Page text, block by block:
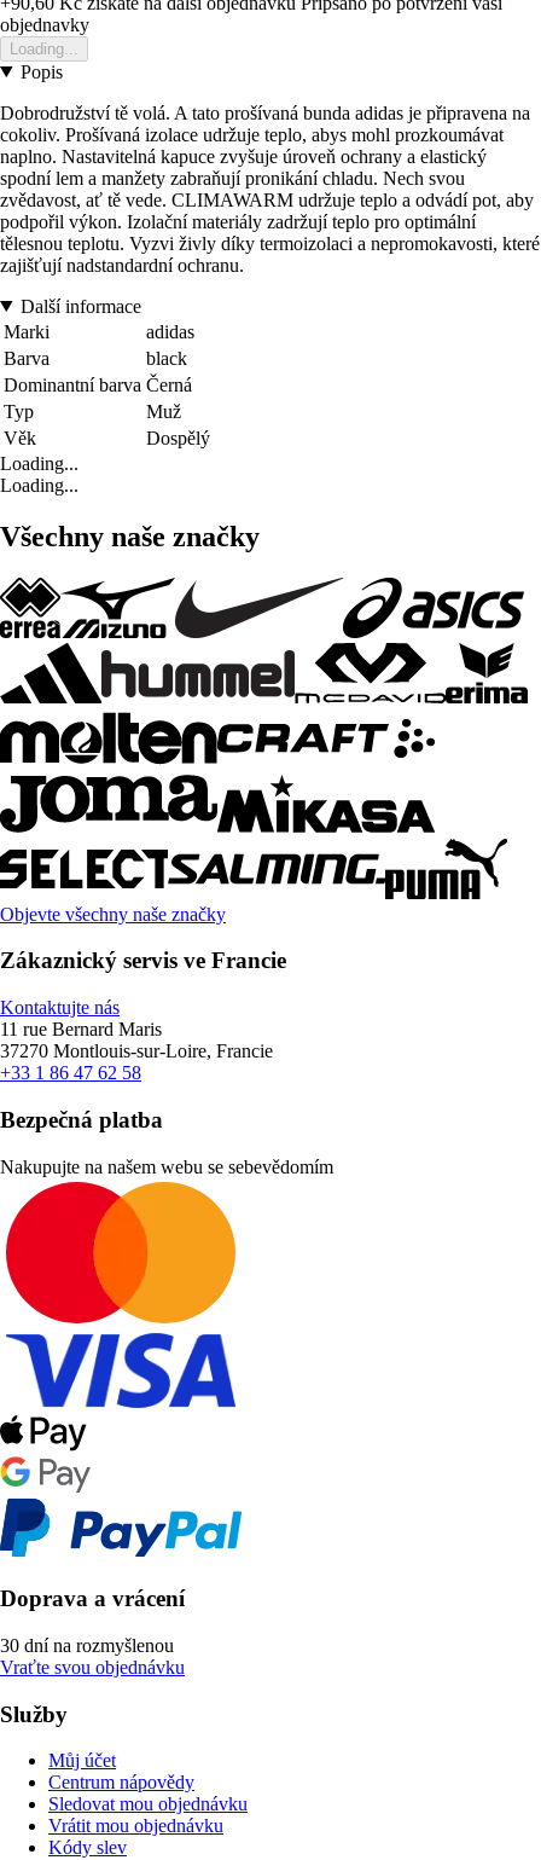
objednavky
Loading...
Popis
Dobrodružství tě volá. A tato prošívaná bunda adidas je připravena na
cokoliv. Prošívaná izolace udržuje teplo, abys mohl prozkoumávat
naplno. Nastavitelná kapuce zvyšuje úroveň ochrany a elastický
spodní lem a manžety zabraňují pronikání chladu. Nech svou
zvědavost, ať tě vede. CLIMAWARM udržuje teplo a odvádí pot, aby
podpořil výkon. Izolační materiály zadržují teplo pro optimální
tělesnou teplotu. Vyzvi živly díky termoizolaci a nepromokavosti, které
zajišťují nadstandardní ochranu.
Další informace
Marki
adidas
Barva
black
Dominantní barva Černá
Typ
Muž
Věk
Dospělý
Loading...
Loading...
Všechny naše značky
Objevte všechny naše značky
Zákaznický servis ve Francie
Kontaktujte nás
11 rue Bernard Maris
37270 Montlouis-sur-Loire, Francie
+33 1 86 47 62 58
Bezpečná platba
Nakupujte na našem webu se sebevědomím
Doprava a vrácení
30 dní na rozmyšlenou
Vraťte svou objednávku
Služby
Můj účet
Centrum nápovědy
Sledovat mou objednávku
Vrátit mou objednávku
Kódy slev